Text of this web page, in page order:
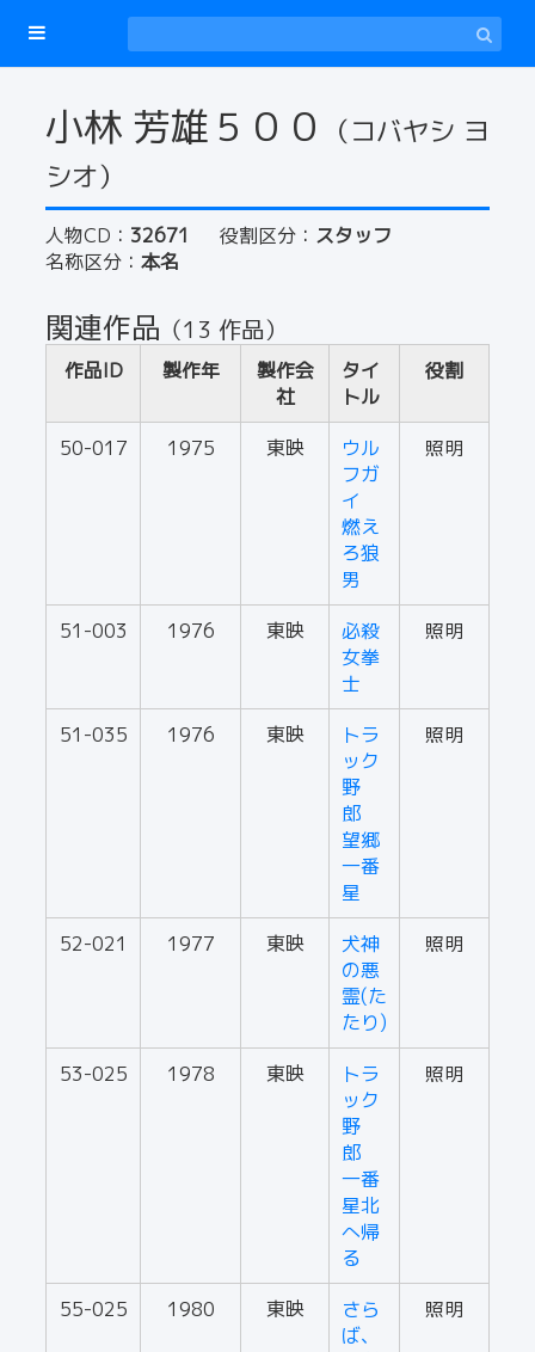
小林 芳雄５００
（コバヤシ ヨ
シオ）
人物CD： 32671 役割区分： スタッフ
名称区分： 本名
関連作品 （13 作品）
作品ID 製作年
製作会
社
タイ
トル
役割
50-017 1975 東映
ウル
フガ
イ
燃え
ろ狼
男
照明
51-003 1976 東映
必殺
女拳
士
照明
51-035 1976 東映
トラ
ック
野
郎
望郷
一番
星
照明
52-021 1977 東映
犬神
の悪
霊(た
たり)
照明
53-025 1978 東映
トラ
ック
野
郎
一番
星北
へ帰
る
照明
55-025 1980 東映
さら
ば、
照明